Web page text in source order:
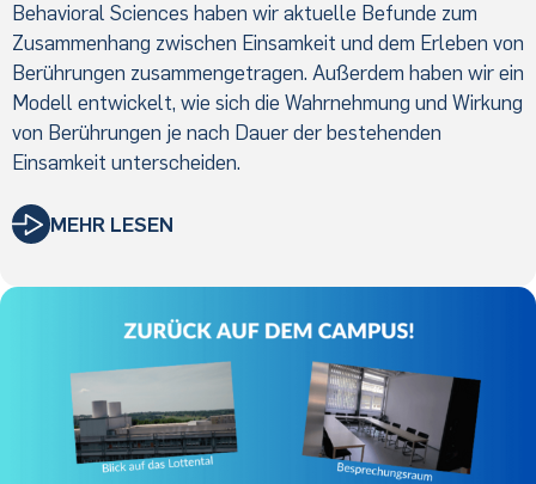
Behavioral Sciences haben wir aktuelle Befunde zum
Zusammenhang zwischen Einsamkeit und dem Erleben von
Berührungen zusammengetragen. Außerdem haben wir ein
Modell entwickelt, wie sich die Wahrnehmung und Wirkung
von Berührungen je nach Dauer der bestehenden
Einsamkeit unterscheiden.
MEHR LESEN